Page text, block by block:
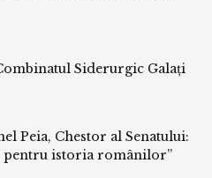
Siderurgic Galați
Peia, Chestor al Senatului:
pentru istoria românilor”